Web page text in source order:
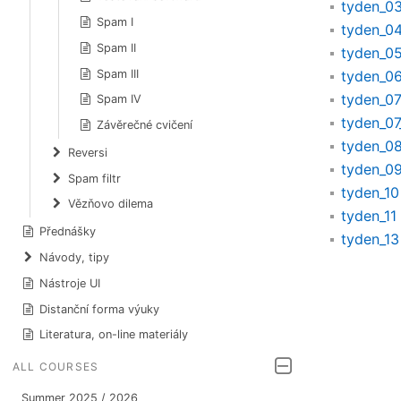
Spam I
Spam II
Spam III
Spam IV
Závěrečné cvičení
Reversi
Spam filtr
Vězňovo dilema
Přednášky
Návody, tipy
Nástroje UI
Distanční forma výuky
Literatura, on-line materiály
ALL COURSES
Summer 2025 / 2026
tyden_03
tyden_05
tyden_06
tyden_07
tyden_08
tyden_09
tyden_10
tyden_11
tyden_13